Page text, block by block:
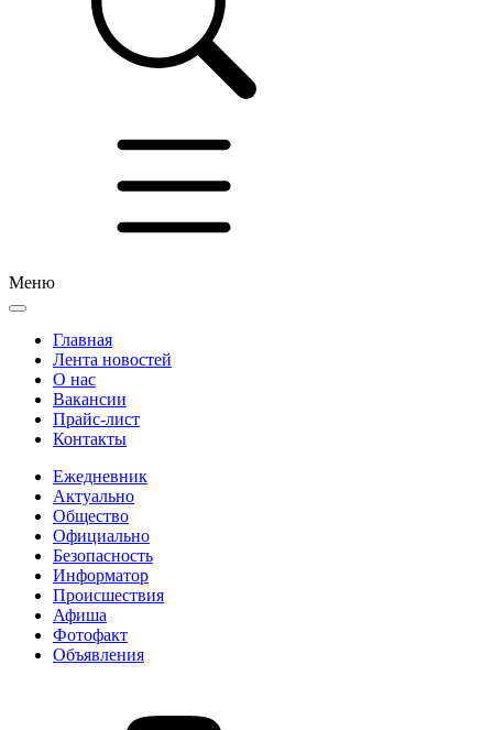
Меню
Главная
Лента новостей
О нас
Вакансии
Прайс-лист
Контакты
Ежедневник
Актуально
Общество
Официально
Безопасность
Информатор
Происшествия
Афиша
Фотофакт
Объявления